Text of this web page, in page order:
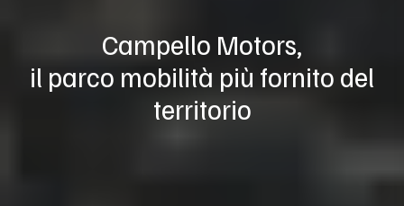
Campello Motors,
il parco mobilità più fornito del
territorio